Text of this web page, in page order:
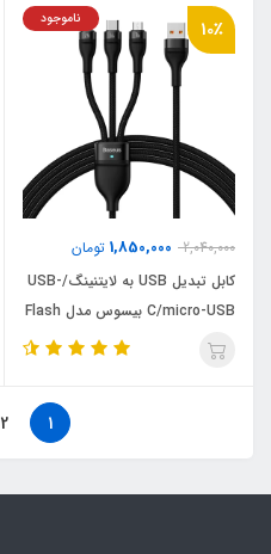
10٪
2,040,000
1,850,000 تومان
ناموجود
کابل تبدیل USB به لایتنینگ/USB-
C/micro-USB بیسوس مدل Flash
Series II 66W طول 1.2 متر
1
2